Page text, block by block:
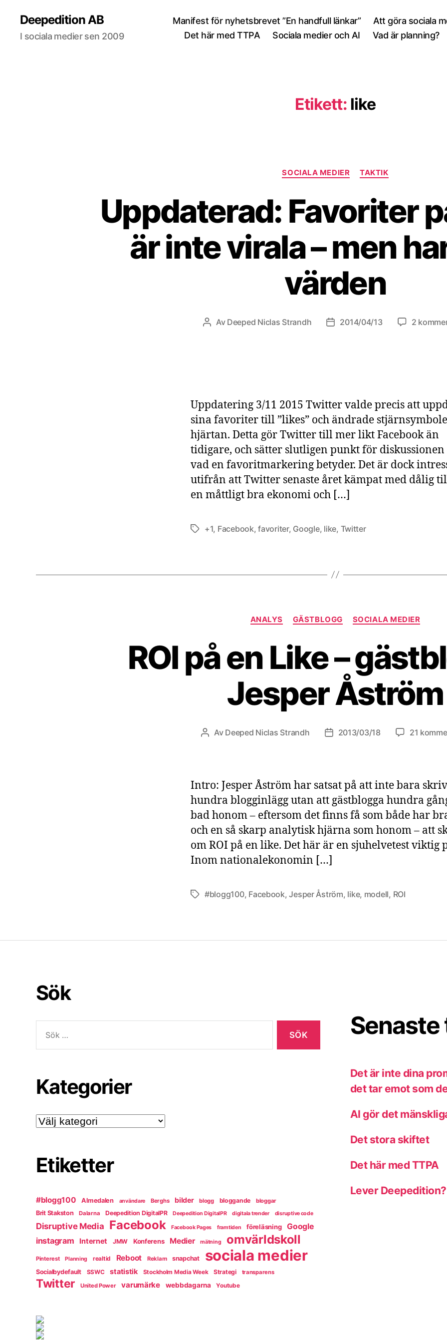
Deepedition AB
I sociala medier sen 2009
Manifest för nyhetsbrevet ”En handfull länkar”
Att göra sociala
Det här med TTPA
Sociala medier och AI Vad är planning?
Etikett: like
Kategorier
SOCIALA MEDIER TAKTIK
Uppdaterad: Favoriter
är inte virala – men
värden
Inläggsförfattare
Av Deeped Niclas Strandh Inläggsdatum
2014/04/13 2
Uppdatering 3/11 2015 Twitter valde precis att
sina favoriter till ”likes” och ändrade
hjärtan. Detta gör Twitter till mer likt Facebook än
tidigare, och sätter slutligen punkt för diskussionen
vad en favoritmarkering betyder. Det är dock
utifrån att Twitter senaste året kämpat med dålig
en måttligt bra ekonomi och […]
Etiketter
+1, Facebook,favoriter, Google, like, Twitter
Kategorier
ANALYS GÄSTBLOGG SOCIALA MEDIER
ROI på en Like –
Jesper Åström
Inläggsförfattare
Av Deeped Niclas Strandh Inläggsdatum
2013/03/18 21
Intro: Jesper Åström har satsat på att inte bara
hundra blogginlägg utan att gästblogga hundra
bad honom – eftersom det finns få som både har
och en så skarp analytisk hjärna som honom – att
om ROI på en like. Det här är en sjuhelvetest viktig
Inom nationalekonomin […]
Etiketter
#blogg100, Facebook,Jesper Åström, like, modell, ROI
Sök
efter:
Kategorier
Kategorier
Etiketter
#blogg100 Almedalen användare Berghs bilder blogg bloggande bloggar
Brit Stakston Dalarna Deepedition DigitalPR Deepedition DigitalPR digitala trender disruptive code
Disruptive Media Facebook Facebook Pages framtiden föreläsning Google
instagram Internet JMW Konferens Medier mätning omvärldskoll
Pinterest Planning realtid Reboot Reklam snapchat sociala medier
Socialbydefault SSWC statistik Stockholm Media Week Strategi transparens
Twitter United Power varumärke webbdagarna Youtube
Det är inte dina
det tar emot som
AI gör det
Det stora skiftet
Det här med TTPA
Lever Deepedition?